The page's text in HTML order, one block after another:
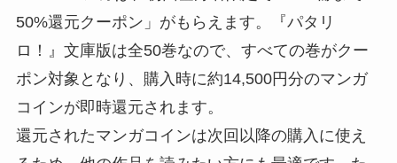
50%還元クーポン」がもらえます。『パタリ
ロ！』文庫版は全50巻なので、すべての巻がクー
ポン対象となり、購入時に約14,500円分のマンガ
コインが即時還元されます。
還元されたマンガコインは次回以降の購入に使え